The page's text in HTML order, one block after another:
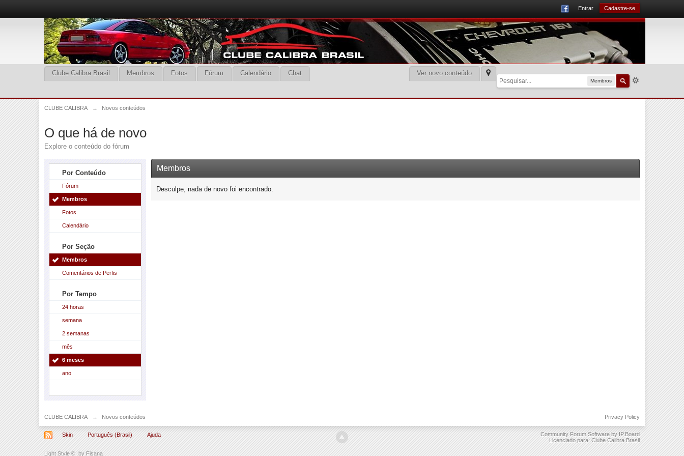
Light Style © by Fisana
Entrar Cadastre-se
Membros
Ver novo conteúdo
Clube Calibra Brasil Membros Fotos Fórum Calendário Chat
CLUBE CALIBRA → Novos conteúdos
O que há de novo
Explore o conteúdo do fórum
Por Conteúdo
Fórum
Membros
Fotos
Calendário
Por Seção
Membros
Comentários de Perfis
Por Tempo
24 horas
semana
2 semanas
mês
6 meses
ano
Membros
Desculpe, nada de novo foi encontrado.
CLUBE CALIBRA → Novos conteúdos Privacy Policy
Skin Português (Brasil) Ajuda
Community Forum Software by IP.Board
Licenciado para: Clube Calibra Brasil